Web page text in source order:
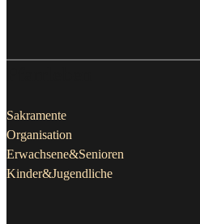
Sakramente
Organisation
Erwachsene&Senioren
Kinder&Jugendliche